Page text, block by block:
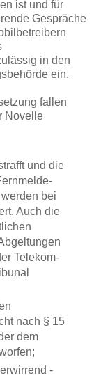
ist und für
Gespräche
in den
ein.
fallen
Novelle
und die
bei
Auch die
Telekom-
nach § 15
dem
-